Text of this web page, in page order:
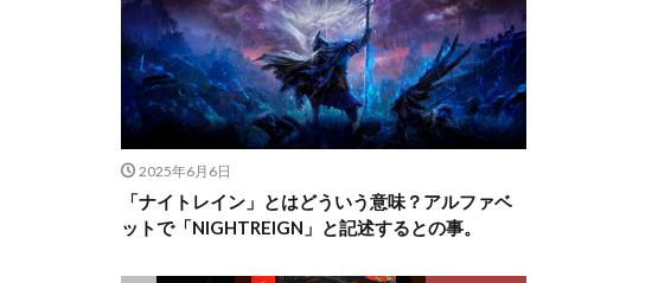
2025年6月6日
「ナイトレイン」とはどういう意味？アルファベ
ットで「NIGHTREIGN」と記述するとの事。